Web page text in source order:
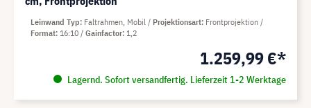
1.259,99 €*
Lagernd. Sofort versandfertig. Lieferzeit 1-2 Werktage
Leinwand Typ Faltrahmen, Mobil Projektionsart Frontprojektion
Format 16:10 Gainfactor 1,2